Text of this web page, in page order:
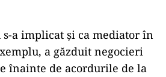
s-a implicat și ca mediator în
a găzduit negocieri
înainte de acordurile de la